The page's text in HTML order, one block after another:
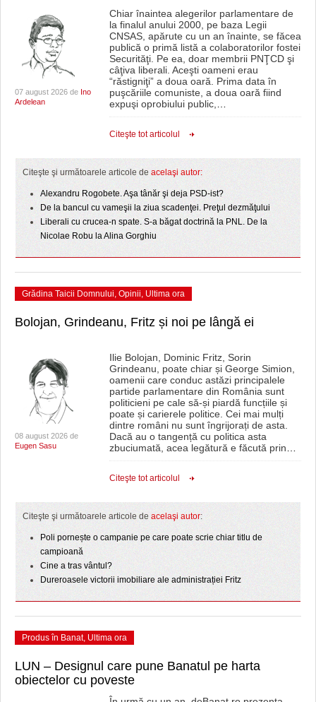
07 august 2026 de Ino
Ardelean
Chiar înaintea alegerilor parlamentare de
la finalul anului 2000, pe baza Legii
CNSAS, apărute cu un an înainte, se făcea
publică o primă listă a colaboratorilor fostei
Securităţi. Pe ea, doar membrii PNŢCD şi
câţiva liberali. Aceşti oameni erau
“răstigniţi” a doua oară. Prima data în
puşcăriile comuniste, a doua oară fiind
expuşi oprobiului public,
Citeşte tot articolul
Citeşte şi următoarele articole de acelaşi autor:
Alexandru Rogobete. Aşa tânăr şi deja PSD-ist?
De la bancul cu vameşii la ziua scadenţei. Preţul dezmăţului
Liberali cu crucea-n spate. S-a băgat doctrină la PNL. De la
Nicolae Robu la Alina Gorghiu
Grădina Taicii Domnului Opinii Ultima ora
Bolojan, Grindeanu, Fritz și noi pe lângă ei
08 august 2026 de
Eugen Sasu
Ilie Bolojan, Dominic Fritz, Sorin
Grindeanu, poate chiar și George Simion,
oamenii care conduc astăzi principalele
partide parlamentare din România sunt
politicieni pe cale să-și piardă funcțiile și
poate și carierele politice. Cei mai mulți
dintre români nu sunt îngrijorați de asta.
Dacă au o tangență cu politica asta
zbuciumată, acea legătură e făcută prin
Citeşte tot articolul
Citeşte şi următoarele articole de acelaşi autor:
Poli pornește o campanie pe care poate scrie chiar titlu de
campioană
Cine a tras vântul?
Dureroasele victorii imobiliare ale administrației Fritz
Produs în Banat, Ultima ora
LUN – Designul care pune Banatul pe harta
obiectelor cu poveste